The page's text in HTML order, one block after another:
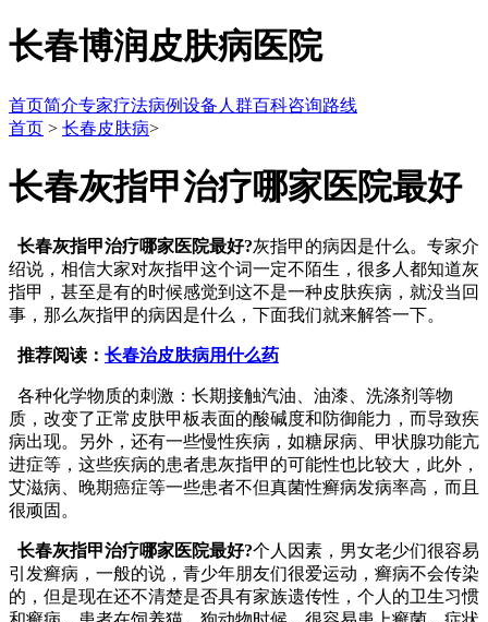
长春博润皮肤病医院
首页简介专家疗法病例设备 人群百科咨询路线
首页 > 长春皮肤病>
长春灰指甲治疗哪家医院最好
长春灰指甲治疗哪家医院最好?灰指甲的病因是什么。专家介
绍说，相信大家对灰指甲这个词一定不陌生，很多人都知道灰
指甲，甚至是有的时候感觉到这不是一种皮肤疾病，就没当回
事，那么灰指甲的病因是什么，下面我们就来解答一下。
推荐阅读： 长春治皮肤病用什么药
各种化学物质的刺激：长期接触汽油、油漆、洗涤剂等物
质，改变了正常皮肤甲板表面的酸碱度和防御能力，而导致疾
病出现。另外，还有一些慢性疾病，如糖尿病、甲状腺功能亢
进症等，这些疾病的患者患灰指甲的可能性也比较大，此外，
艾滋病、晚期癌症等一些患者不但真菌性癣病发病率高，而且
很顽固。
长春灰指甲治疗哪家医院最好?个人因素，男女老少们很容易
引发癣病，一般的说，青少年朋友们很爱运动，癣病不会传染
的，但是现在还不清楚是否具有家族遗传性，个人的卫生习惯